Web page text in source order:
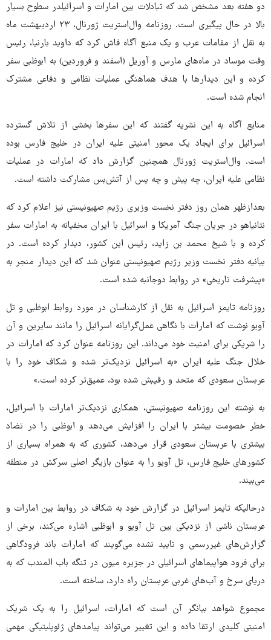
دو هفته بعد مشخص شد که تبادلات بین امارات و اسرائیلدر سطوح بسیار
بالا در حال پیگیری است. روزنامه وال‌استریت ژورنال، ۲۳ اردیبهشت ماه
به نقل از مقامات عرب و یک منبع آگاه فاش کرد که داوید بارنیا، رئیس
وقت موساد در ماه‌های مارس و آوریل (اسفند و فروردین) به ابوظبی سفر
کرده و این دیدارها با هدف هماهنگی عملیات نظامی و دفاعی مشترک
انجام شده است.
منابع آگاه به این نشریه گفتند که این سفرها بخشی از تلاش گسترده
اسرائیل برای ایجاد یک محور امنیتی علیه ایران در خلیج فارس بوده
است. وال‌استریت ژورنال همچنین گزارش داد که امارات در عملیات
نظامی علیه ایران، چه پیش و چه پس از آتش‌بس مشارکت داشته است.
بعدازظهر همان روز دفتر نخست وزیری رژیم صهیونیستی نیز اعلام کرد که
نتانیاهو در جریان جنگ آمریکا و اسرائیل با ایران مخفیانه به امارات سفر
کرده و با شیخ محمد بن زاید، رئیس این کشور، دیدار کرده است. در
بیانیه دفتر نخست وزیر رژیم صهیونیستی عنوان شد که این دیدار منجر به
«پیشرفت تاریخی» در روابط دوجانبه شده است.
روزنامه تایمز اسرائیل به نقل از کارشناسان در مورد روابط ابوظبی و تل
آویو نوشت که امارات با نگاهی عمل‌گرایانه اسرائیل را مانند سایرین و آن
را شریکی برای امنیت خود می‌داند. این روزنامه عنوان کرد که امارات در
خلال جنگ علیه ایران «به اسرائیل نزدیک‌تر شده و شکاف خود را با
عربستان سعودی که متحد و رقیبش شده بود، عمیق‌تر کرده است.»
به نوشته این روزنامه صهیونیستی، همکاری نزدیک‌تر امارات با اسرائیل،
خطر خصومت بیشتر با ایران را افزایش می‌دهد و ابوظبی را در تضاد
بیشتری با عربستان سعودی قرار می‌دهد، کشوری که به همراه بسیاری از
کشورهای خلیج فارس، تل آویو را به عنوان بازیگر اصلی سرکش در منطقه
می‌بیند.
درحالیکه تایمز اسرائیل در گزارش خود به شکاف در روابط بین امارات و
عربستان ناشی از نزدیکی بین تل آویو و ابوظبی اشاره می‌کند، برخی از
گزارش‌های غیررسمی و تایید نشده می‌گویند که امارات باند فرودگاهی
برای فرود هواپیماهای اسرائیلی در جزیره میون در تنگه باب المندب که به
دریای سرخ و آب‌های غربی عربستان راه دارد، ساخته است.
مجموع شواهد بیانگر آن است که امارات، اسرائیل را به یک شریک
امنیتی کلیدی ارتقا داده و این تغییر می‌تواند پیامدهای ژئوپلیتیکی مهمی